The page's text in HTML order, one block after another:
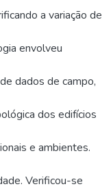
a variação de
envolveu
dados de campo,
dos edifícios
e ambientes.
Verificou-se